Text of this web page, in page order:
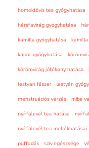
homoktövis tea gyógyhatása
hársfavirág gyógyhatása
kamilla gyógyhatása
kapor gyógyhatása
körömvirág jótékony hatása
lestyán fűszer
lestyán
menstruációs vérzés
mibe
nyírfalevél tea hatása
nyírfalevél tea mellékhatásai
puffadás
szív egészsége